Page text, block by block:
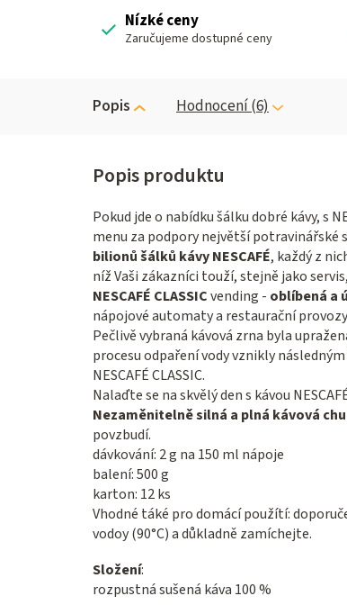
Nízké ceny
Zaručujeme dostupné ceny
Popis Hodnocení (6)
Pokud jde o nabídku šálku dobré kávy, s
menu za podpory největší potravinářské
bilionů šálků kávy NESCAFÉ, každý z
níž Vaši zákazníci touží, stejně jako
NESCAFÉ CLASSICvending - oblíbená a
nápojové automaty a restaurační
Pečlivě vybraná kávová zrna byla
procesu odpaření vody vznikly
NESCAFÉ CLASSIC.
Nalaďte se na skvělý den s kávou
Nezaměnitelně silná a plná kávová
povzbudí.
dávkování: 2 g na 150 ml nápoje
balení: 500 g
karton: 12 ks
Vhodné táké pro domácí použítí:
vodoy (90°C) a důkladně zamíchejte.
Složení:
rozpustná sušená káva 100 %